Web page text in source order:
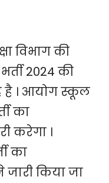
विभाग की
2024 की
है । आयोग स्कूल
का
करेगा ।
का
किया जा